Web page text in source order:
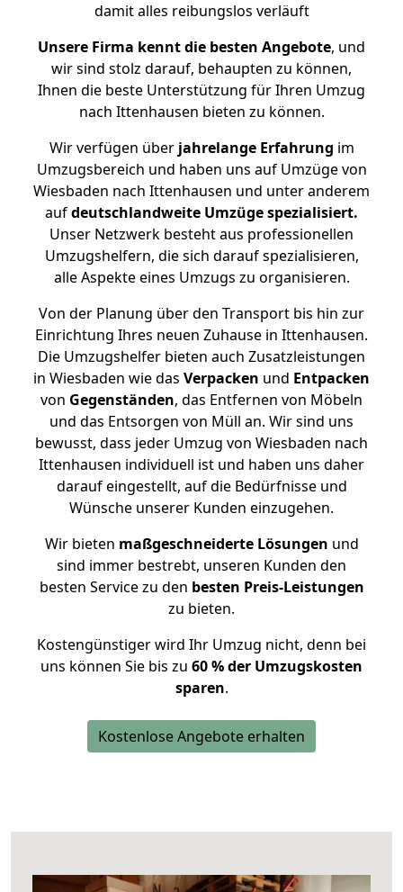
damit alles reibungslos verläuft
Unsere Firma kennt die besten Angebote, und
wir sind stolz darauf, behaupten zu können,
Ihnen die beste Unterstützung für Ihren Umzug
nach Ittenhausen bieten zu können.
Wir verfügen überjahrelange Erfahrung im
Umzugsbereich und haben uns auf Umzüge von
Wiesbaden nach Ittenhausen und unter anderem
aufdeutschlandweite Umzüge spezialisiert.
Unser Netzwerk besteht aus professionellen
Umzugshelfern, die sich darauf spezialisieren,
alle Aspekte eines Umzugs zu organisieren.
Von der Planung über den Transport bis hin zur
Einrichtung Ihres neuen Zuhause in Ittenhausen.
Die Umzugshelfer bieten auch Zusatzleistungen
in Wiesbaden wie das Verpacken und Entpacken
von Gegenständen, das Entfernen von Möbeln
und das Entsorgen von Müll an. Wir sind uns
bewusst, dass jeder Umzug von Wiesbaden nach
Ittenhausen individuell ist und haben uns daher
darauf eingestellt, auf die Bedürfnisse und
Wünsche unserer Kunden einzugehen.
Wir bieten maßgeschneiderte Lösungen und
sind immer bestrebt, unseren Kunden den
besten Service zu den besten Preis-Leistungen
zu bieten.
Kostengünstiger wird Ihr Umzug nicht, denn bei
uns können Sie bis zu 60 % der Umzugskosten
sparen.
Kostenlose Angebote erhalten